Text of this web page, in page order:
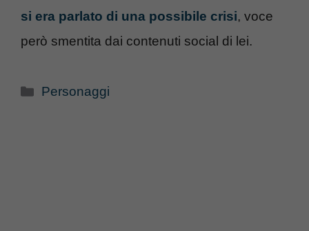
si era parlato di una possibile crisi, voce
però smentita dai contenuti social di lei.
Categorie
Personaggi